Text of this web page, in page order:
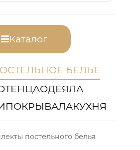
Каталог
БЕЛЬЕ
ОДЕЯЛА
ПОКРЫВАЛАКУХНЯ
постельного белья